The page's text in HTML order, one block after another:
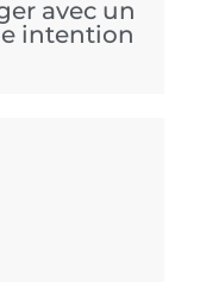
avec un
intention